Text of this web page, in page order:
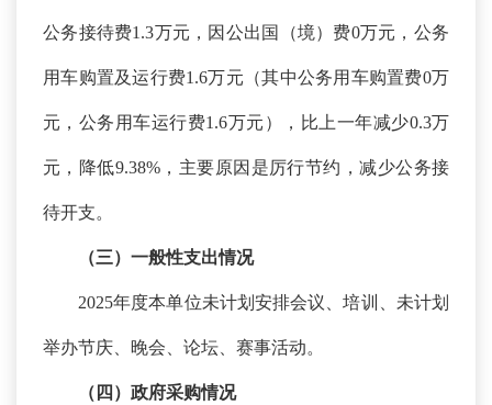
公务接待费1.3万元，因公出国（境）费0万元，公务
用车购置及运行费1.6万元（其中公务用车购置费0万
元，公务用车运行费1.6万元），比上一年减少0.3万
元，降低9.38%，主要原因是厉行节约，减少公务接
待开支。
（三）一般性支出情况
2025年度本单位未计划安排会议、培训、未计划
举办节庆、晚会、论坛、赛事活动。
（四）政府采购情况